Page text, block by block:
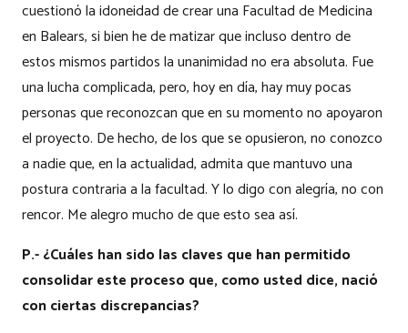
cuestionó la idoneidad de crear una Facultad de Medicina
en Balears, si bien he de matizar que incluso dentro de
estos mismos partidos la unanimidad no era absoluta. Fue
una lucha complicada, pero, hoy en día, hay muy pocas
personas que reconozcan que en su momento no apoyaron
el proyecto. De hecho, de los que se opusieron, no conozco
a nadie que, en la actualidad, admita que mantuvo una
postura contraria a la facultad. Y lo digo con alegría, no con
rencor. Me alegro mucho de que esto sea así.
P.- ¿Cuáles han sido las claves que han permitido
consolidar este proceso que, como usted dice, nació
con ciertas discrepancias?